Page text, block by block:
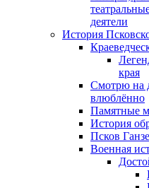
деятели
История
края
Смотрю на
влюблённо
Памятные
История
Псков
Военная